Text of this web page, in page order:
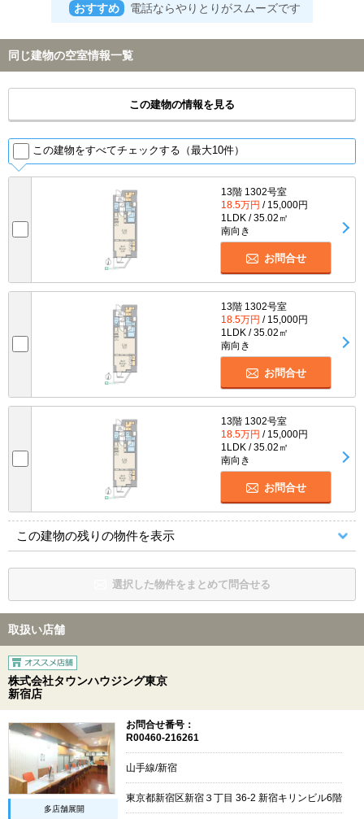
おすすめ 電話ならやりとりがスムーズです
同じ建物の空室情報一覧
この建物の情報を見る
この建物をすべてチェックする（最大10件）
13階 1302号室
18.5万円 / 15,000円
1LDK / 35.02㎡
南向き
お問合せ
13階 1302号室
18.5万円 / 15,000円
1LDK / 35.02㎡
南向き
お問合せ
13階 1302号室
18.5万円 / 15,000円
1LDK / 35.02㎡
南向き
お問合せ
この建物の残りの物件を表示
選択した物件をまとめて問合せる
取扱い店舗
株式会社タウンハウジング東京
新宿店
多店舗展開
お問合せ番号：
R00460-216261
山手線/新宿
東京都新宿区新宿３丁目 36-2 新宿キリンビル6階